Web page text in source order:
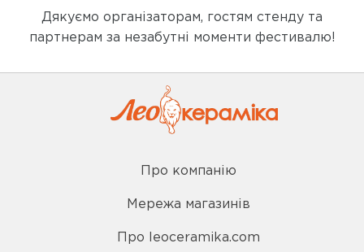
Дякуємо організаторам, гостям стенду та
партнерам за незабутні моменти фестивалю!
Про компанію
Мережа магазинів
Про leoceramika.com